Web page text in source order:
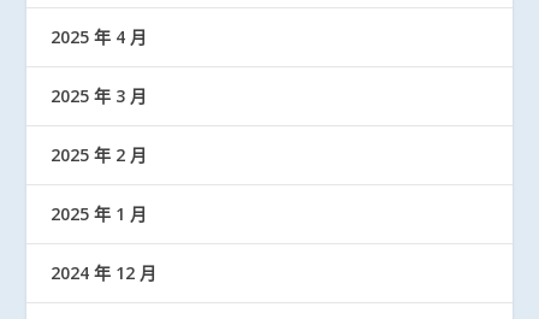
2025 年 4 月
2025 年 3 月
2025 年 2 月
2025 年 1 月
2024 年 12 月